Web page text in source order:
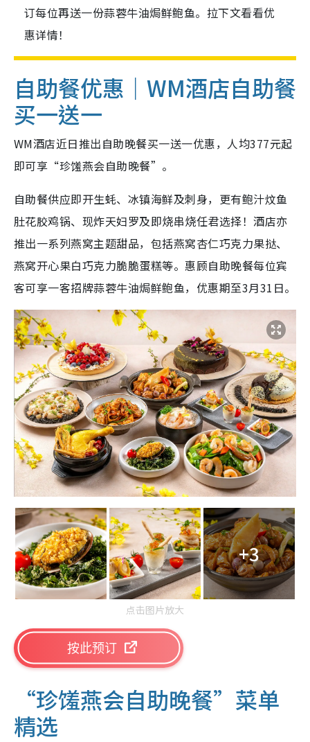
订每位再送一份蒜蓉牛油焗鲜鲍鱼。拉下文看看优
惠详情！
自助餐优惠｜WM酒店自助餐
买一送一
WM酒店近日推出自助晚餐买一送一优惠，人均377元起
即可享“珍馐燕会自助晚餐”。
自助餐供应即开生蚝、冰镇海鲜及刺身，更有鲍汁炆鱼
肚花胶鸡锅、现炸天妇罗及即烧串烧任君选择！酒店亦
推出一系列燕窝主题甜品，包括燕窝杏仁巧克力果挞、
燕窝开心果白巧克力脆脆蛋糕等。惠顾自助晚餐每位宾
客可享一客招牌蒜蓉牛油焗鲜鲍鱼，优惠期至3月31日。
+3
点击图片放大
按此预订
“珍馐燕会自助晚餐”菜单
精选